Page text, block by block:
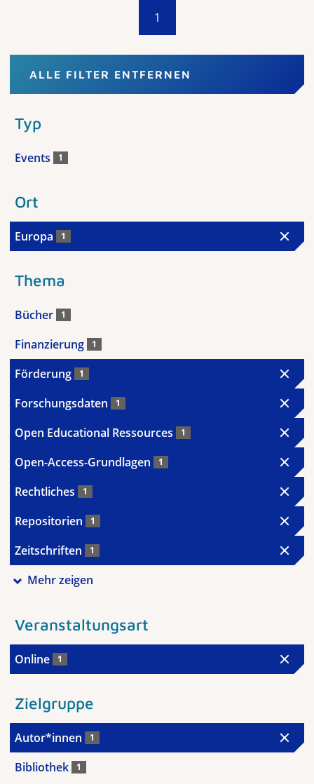
1
ALLE FILTER ENTFERNEN
Typ
Events 1
Ort
Europa 1
Thema
Bücher 1
Finanzierung 1
Förderung 1
Forschungsdaten 1
Open Educational Ressources 1
Open-Access-Grundlagen 1
Rechtliches 1
Repositorien 1
Zeitschriften 1
Mehr zeigen
Veranstaltungsart
Online 1
Zielgruppe
Autor*innen 1
Bibliothek 1